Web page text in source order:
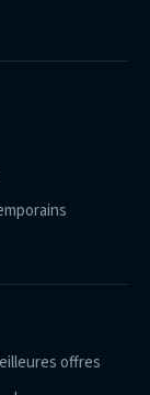
offres